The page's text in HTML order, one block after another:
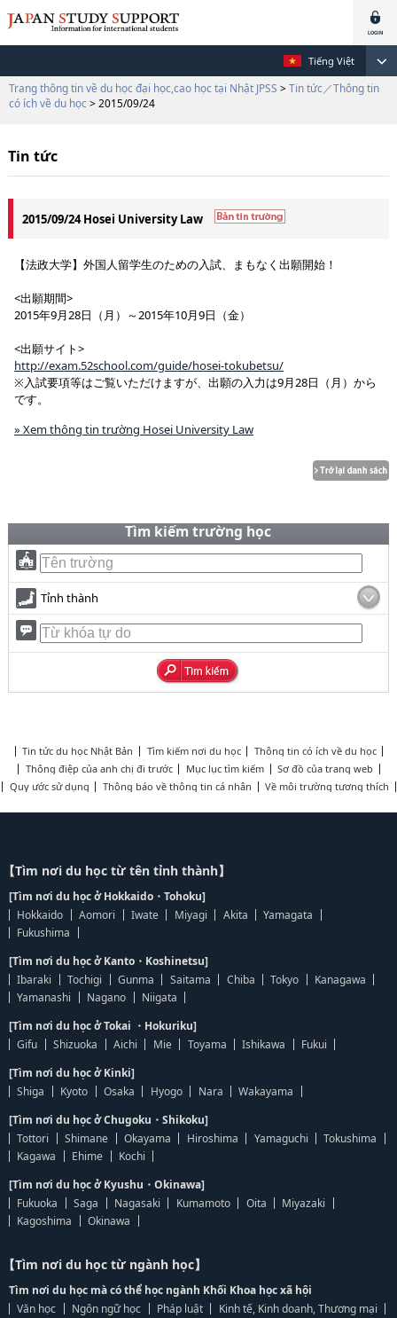
Tiếng Việt
Trang thông tin về du học đại học,cao học tại Nhật JPSS > Tin tức／Thông tin
có ích về du học > 2015/09/24
Tin tức
2015/09/24 Hosei University Law
【法政大学】外国人留学生のための入試、まもなく出願開始！
<出願期間>
2015年9月28日（月）～2015年10月9日（金）
<出願サイト>
http://exam.52school.com/guide/hosei-tokubetsu/
※入試要項等はご覧いただけますが、出願の入力は9月28日（月）から
です。
» Xem thông tin trường Hosei University Law
Tìm kiếm trường học
Tỉnh thành
Tin tức du học Nhật Bản Tìm kiếm nơi du học
Thông tin có ích về du học
Thông điệp của anh chị đi trước
Mục lục tìm kiếm
Sơ đồ của trang web
Quy ước sử dụng
Thông báo về thông tin cá nhân Về môi trường tương thích
【Tìm nơi du học từ tên tỉnh thành】
[Tìm nơi du học ở Hokkaido・Tohoku]
Hokkaido
Aomori Iwate Miyagi Akita
Yamagata
Fukushima
[Tìm nơi du học ở Kanto・Koshinetsu]
Ibaraki
Tochigi Gunma Saitama Chiba Tokyo
Kanagawa
Yamanashi
Nagano
Niigata
[Tìm nơi du học ở Tokai ・Hokuriku]
Gifu
Shizuoka Aichi Mie Toyama Ishikawa
Fukui
[Tìm nơi du học ở Kinki]
Shiga
Kyoto Osaka Hyogo Nara
Wakayama
[Tìm nơi du học ở Chugoku・Shikoku]
Tottori
Shimane Okayama Hiroshima Yamaguchi
Tokushima
Kagawa
Ehime
Kochi
[Tìm nơi du học ở Kyushu・Okinawa]
Fukuoka
Saga Nagasaki Kumamoto Oita
Miyazaki
Kagoshima
Okinawa
【Tìm nơi du học từ ngành học】
Tìm nơi du học mà có thể học ngành Khối Khoa học xã hội
Văn học
Ngôn ngữ học Pháp luật
Kinh tế, Kinh doanh, Thương mại